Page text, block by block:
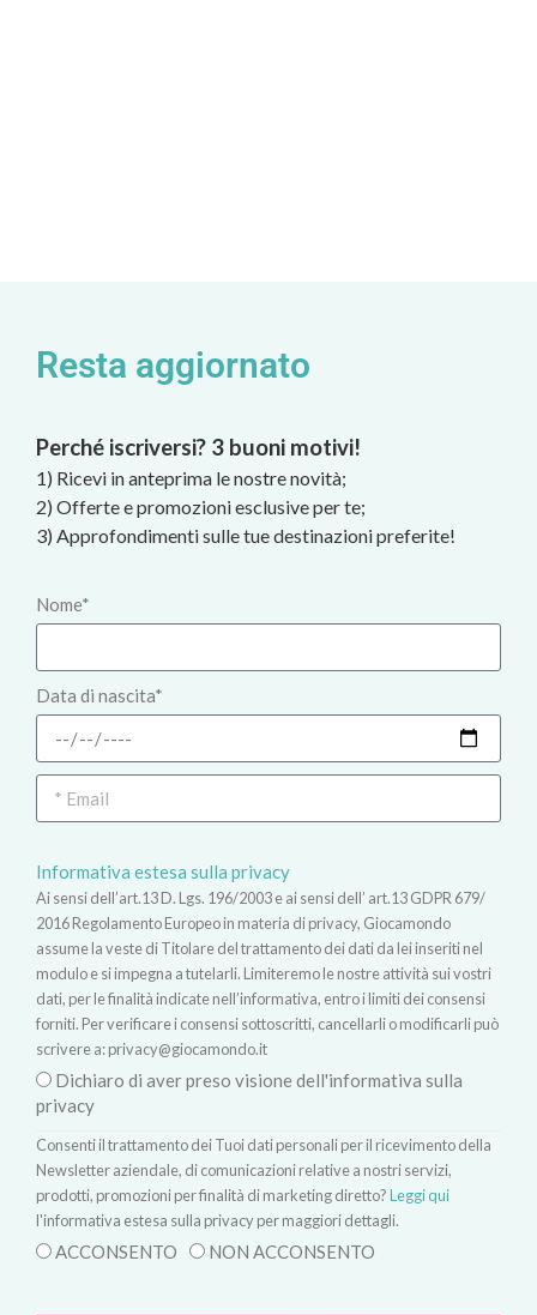
Resta aggiornato
Perché iscriversi? 3 buoni motivi!
1) Ricevi in anteprima le nostre novità;
2) Offerte e promozioni esclusive per te;
3) Approfondimenti sulle tue destinazioni preferite!
Nome*
Data di nascita*
Informativa estesa sulla privacy
Ai sensi dell’art.13 D. Lgs. 196/2003 e ai sensi dell’ art.13 GDPR 679/
2016 Regolamento Europeo in materia di privacy, Giocamondo
assume la veste di Titolare del trattamento dei dati da lei inseriti nel
modulo e si impegna a tutelarli. Limiteremo le nostre attività sui vostri
dati, per le finalità indicate nell’informativa, entro i limiti dei consensi
forniti. Per verificare i consensi sottoscritti, cancellarli o modificarli può
scrivere a:privacy@giocamondo.it
Dichiaro di aver preso visione dell'informativa sulla
privacy
Consenti il trattamento dei Tuoi dati personali per il ricevimento della
Newsletter aziendale, di comunicazioni relative a nostri servizi,
prodotti, promozioni per finalità di marketing diretto?Leggi qui
l'informativa estesa sulla privacy per maggiori dettagli.
ACCONSENTO NON ACCONSENTO